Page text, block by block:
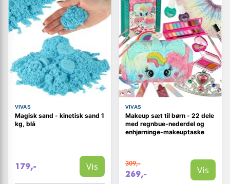
VIVAS
Magisk sand - kinetisk sand 1
kg, blå
179,- Vis
VIVAS
Makeup sæt til børn - 22 dele
med regnbue-nederdel og
enhjørninge-makeuptaske
309,-
269,- Vis